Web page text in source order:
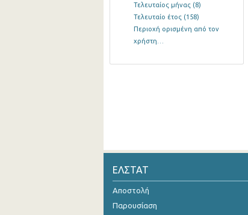
Τελευταίος μήνας (8)
Τελευταίο έτος (158)
Περιοχή ορισμένη από τον
χρήστη…
ΕΛΣΤΑΤ
Αποστολή
Παρουσίαση